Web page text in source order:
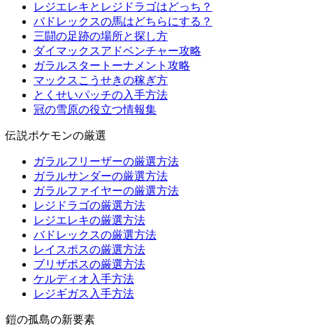
レジエレキとレジドラゴはどっち？
バドレックスの馬はどちらにする？
三闘の足跡の場所と探し方
ダイマックスアドベンチャー攻略
ガラルスタートーナメント攻略
マックスこうせきの稼ぎ方
とくせいパッチの入手方法
冠の雪原の役立つ情報集
伝説ポケモンの厳選
ガラルフリーザーの厳選方法
ガラルサンダーの厳選方法
ガラルファイヤーの厳選方法
レジドラゴの厳選方法
レジエレキの厳選方法
バドレックスの厳選方法
レイスポスの厳選方法
ブリザポスの厳選方法
ケルディオ入手方法
レジギガス入手方法
鎧の孤島の新要素